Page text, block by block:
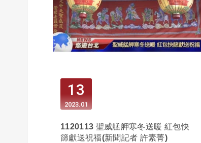
13
01
2023
1120113 聖威艋舺寒冬送暖 紅包快
篩獻送祝福(新聞記者 許素菁)